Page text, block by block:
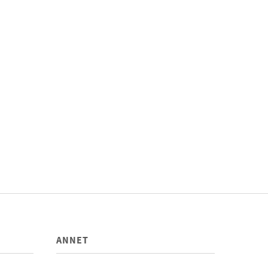
ANNET